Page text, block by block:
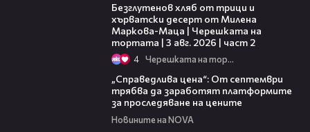
Безглутенов хляб от трици и
хърватски десерт от Милена
Маркова-Маца | Черешката на
тортата | 3 авг. 2026 | част 2
4 Черешката на тортата
„Справедлива цена“: От септември
трябва да заработят платформите
за проследяване на цените
Новините на NOVA